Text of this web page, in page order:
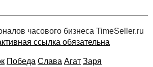
часового бизнеса TimeSeller.ru
ссылка обязательна
Победа Слава Агат Заря